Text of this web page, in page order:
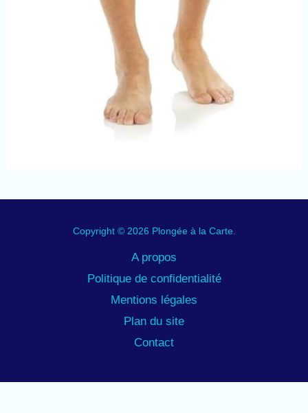
Copyright © 2026 Plongée à la Carte.
A propos
Politique de confidentialité
Mentions légales
Plan du site
Contact